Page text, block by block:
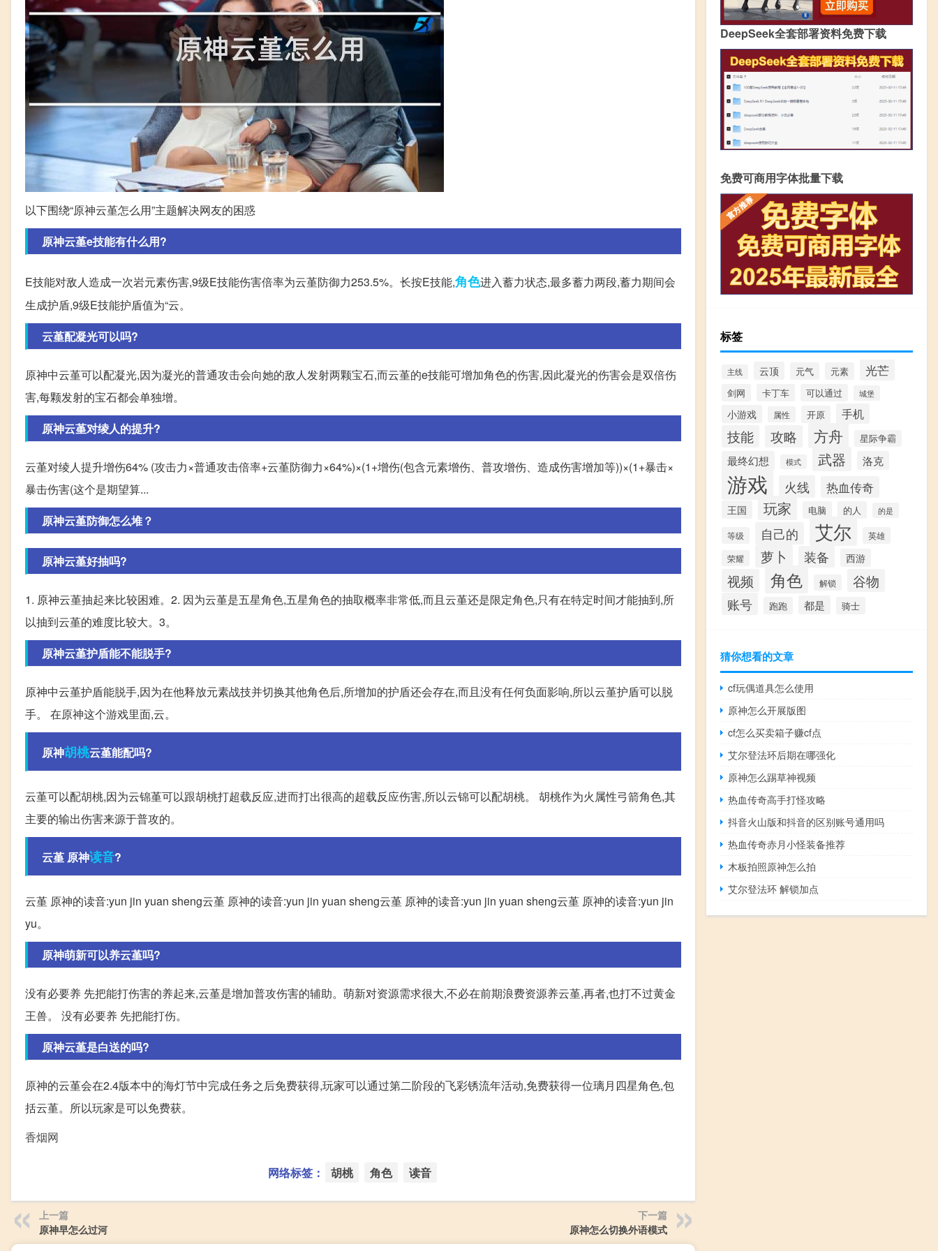
以下围绕“原神云堇怎么用”主题解决网友的困惑
原神云堇e技能有什么用?
E技能对敌人造成一次岩元素伤害,9级E技能伤害倍率为云堇防御力253.5%。长按E技能,角色进入蓄力状态,最多蓄力两段,蓄力期间会
生成护盾,9级E技能护盾值为“云。
云堇配凝光可以吗?
原神中云堇可以配凝光,因为凝光的普通攻击会向她的敌人发射两颗宝石,而云堇的e技能可增加角色的伤害,因此凝光的伤害会是双倍伤
害,每颗发射的宝石都会单独增。
原神云堇对绫人的提升?
云堇对绫人提升增伤64% (攻击力×普通攻击倍率+云堇防御力×64%)×(1+增伤(包含元素增伤、普攻增伤、造成伤害增加等))×(1+暴击×
暴击伤害(这个是期望算...
原神云堇防御怎么堆？
原神云堇好抽吗?
1. 原神云堇抽起来比较困难。2. 因为云堇是五星角色,五星角色的抽取概率非常低,而且云堇还是限定角色,只有在特定时间才能抽到,所
以抽到云堇的难度比较大。3。
原神云堇护盾能不能脱手?
原神中云堇护盾能脱手,因为在他释放元素战技并切换其他角色后,所增加的护盾还会存在,而且没有任何负面影响,所以云堇护盾可以脱
手。 在原神这个游戏里面,云。
原神胡桃云堇能配吗?
云堇可以配胡桃,因为云锦堇可以跟胡桃打超载反应,进而打出很高的超载反应伤害,所以云锦可以配胡桃。 胡桃作为火属性弓箭角色,其
主要的输出伤害来源于普攻的。
云堇 原神读音?
云堇 原神的读音:yun jin yuan sheng云堇 原神的读音:yun jin yuan sheng云堇 原神的读音:yun jin yuan sheng云堇 原神的读音:yun jin
yu。
原神萌新可以养云堇吗?
没有必要养 先把能打伤害的养起来,云堇是增加普攻伤害的辅助。萌新对资源需求很大,不必在前期浪费资源养云堇,再者,也打不过黄金
王兽。 没有必要养 先把能打伤。
原神云堇是白送的吗?
原神的云堇会在2.4版本中的海灯节中完成任务之后免费获得,玩家可以通过第二阶段的飞彩锈流年活动,免费获得一位璃月四星角色,包
括云堇。所以玩家是可以免费获。
香烟网
网络标签： 胡桃 角色 读音
上一篇
原神早怎么过河
下一篇
原神怎么切换外语模式
DeepSeek全套部署资料免费下载
免费可商用字体批量下载
标签
主线 云顶 元气 元素 光芒
剑网 卡丁车 可以通过 城堡
小游戏 属性 开原 手机
技能 攻略 方舟 星际争霸
最终幻想 模式 武器 洛克
游戏 火线 热血传奇
王国 玩家 电脑 的人 的是
等级 自己的 艾尔 英雄
荣耀 萝卜 装备 西游
视频 角色 解锁 谷物
账号 跑跑 都是 骑士
猜你想看的文章
cf玩偶道具怎么使用
原神怎么开展版图
cf怎么买卖箱子赚cf点
艾尔登法环后期在哪强化
原神怎么踢草神视频
热血传奇高手打怪攻略
抖音火山版和抖音的区别账号通用吗
热血传奇赤月小怪装备推荐
木板拍照原神怎么拍
艾尔登法环 解锁加点